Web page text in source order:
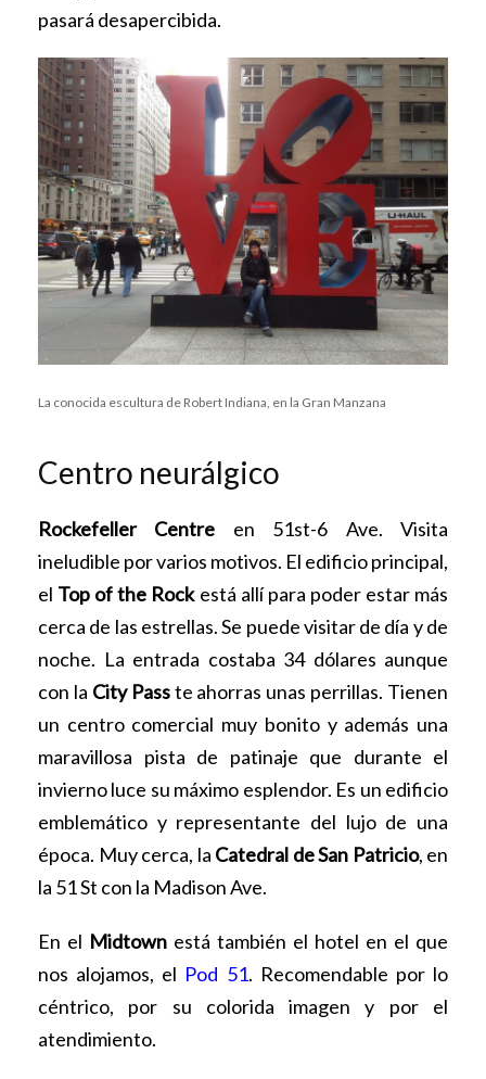
pasará desapercibida.
La conocida escultura de Robert Indiana, en la Gran Manzana
Centro neurálgico
Rockefeller Centre en 51st-6 Ave. Visita
ineludible por varios motivos. El edificio principal,
el Top of the Rockestá allí para poder estar más
cerca de las estrellas. Se puede visitar de día y de
noche. La entrada costaba 34 dólares aunque
con la City Passte ahorras unas perrillas. Tienen
un centro comercial muy bonito y además una
maravillosa pista de patinaje que durante el
invierno luce su máximo esplendor. Es un edificio
emblemático y representante del lujo de una
época. Muy cerca, la Catedral de San Patricio, en
la 51 St con la Madison Ave.
En el Midtown está también el hotel en el que
nos alojamos, el Pod 51. Recomendable por lo
céntrico, por su colorida imagen y por el
atendimiento.